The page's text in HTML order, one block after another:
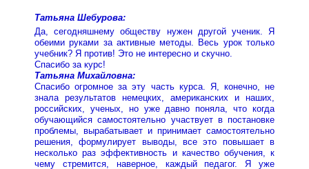
Татьяна Шебурова:
Да, сегодняшнему обществу нужен другой ученик. Я
обеими руками за активные методы. Весь урок только
учебник? Я против! Это не интересно и скучно.
Спасибо за курс!
Татьяна Михайловна:
Спасибо огромное за эту часть курса. Я, конечно, не
знала результатов немецких, американских и наших,
российских, ученых, но уже давно поняла, что когда
обучающийся самостоятельно участвует в постановке
проблемы, вырабатывает и принимает самостоятельно
решения, формулирует выводы, все это повышает в
несколько раз эффективность и качество обучения, к
чему стремится, наверное, каждый педагог. Я уже